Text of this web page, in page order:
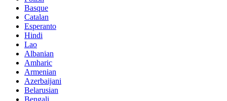
Basque
Catalan
Esperanto
Hindi
Lao
Albanian
Amharic
Armenian
Azerbaijani
Belarusian
Bengali